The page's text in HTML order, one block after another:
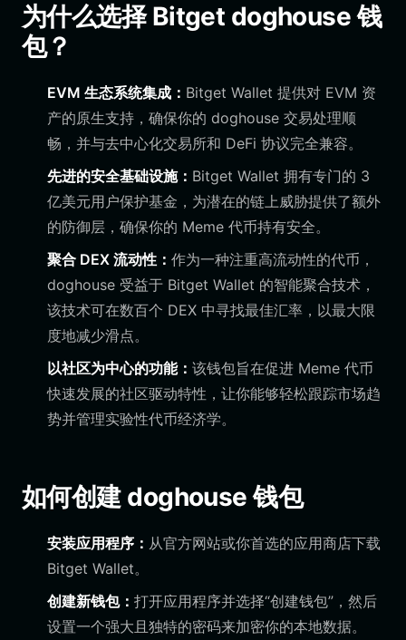
为什么选择 Bitget doghouse 钱
包？
EVM 生态系统集成： Bitget Wallet 提供对 EVM 资
产的原生支持，确保你的 doghouse 交易处理顺
畅，并与去中心化交易所和 DeFi 协议完全兼容。
先进的安全基础设施： Bitget Wallet 拥有专门的 3
亿美元用户保护基金，为潜在的链上威胁提供了额外
的防御层，确保你的 Meme 代币持有安全。
聚合 DEX 流动性： 作为一种注重高流动性的代币，
doghouse 受益于 Bitget Wallet 的智能聚合技术，
该技术可在数百个 DEX 中寻找最佳汇率，以最大限
度地减少滑点。
以社区为中心的功能： 该钱包旨在促进 Meme 代币
快速发展的社区驱动特性，让你能够轻松跟踪市场趋
势并管理实验性代币经济学。
如何创建 doghouse 钱包
安装应用程序： 从官方网站或你首选的应用商店下载
Bitget Wallet。
创建新钱包： 打开应用程序并选择“创建钱包”，然后
设置一个强大且独特的密码来加密你的本地数据。